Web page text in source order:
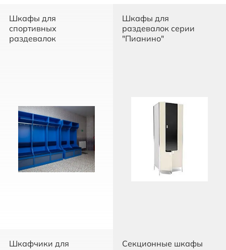
Шкафы для
спортивных
раздевалок
Шкафы для
раздевалок серии
"Пианино"
Шкафчики для
Секционные шкафы